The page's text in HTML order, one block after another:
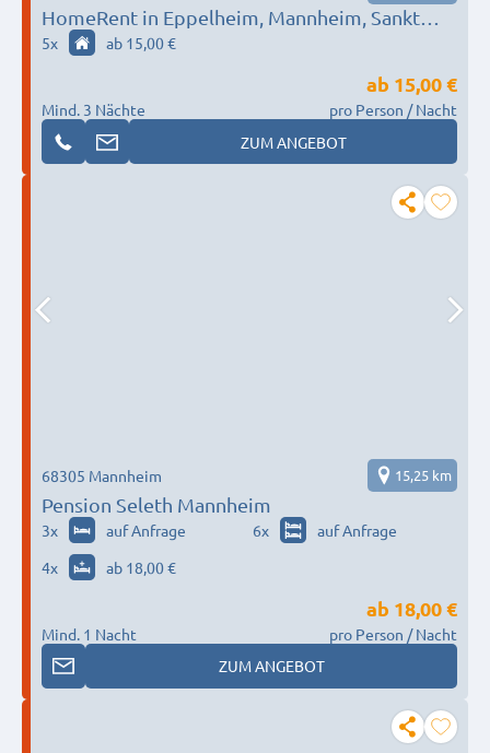
HomeRent in Eppelheim, Mannheim, Sankt
Leon-Rot uvm. HR-52201-eppelheim
5x ab 15,00 €
Mind. 3 Nächte
ab 15,00 €
pro Person / Nacht
ZUM ANGEBOT
Pension Seleth Mannheim
68305 Mannheim 15,25 km
3x auf Anfrage 6x
auf Anfrage
4x ab 18,00 €
Mind. 1 Nacht
ab 18,00 €
pro Person / Nacht
ZUM ANGEBOT